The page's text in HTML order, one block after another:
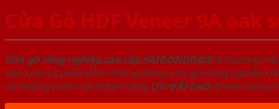
Cửa Gỗ HDF Veneer 9A oak
Cửa gỗ công nghiệp cao cấp SAIGONDOORlà thương
sản xuất và phân phối những dòng cửa gỗ công nghiệp
có những chính sách bán hàng ƯU ĐÃI CAOđi kèm với sự